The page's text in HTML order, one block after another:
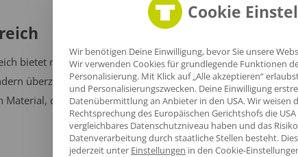
bietet nicht nur
überzeugt auch
Material, das für ein
Cookie
Wir benötigen Deine Einwilligung, bevor Sie unsere
Wir verwenden Cookies für grundlegende Funktionen
Personalisierung. Mit Klick auf „Alle akzeptieren“
und Personalisierungszwecken. Deine Einwilligung
Datenübermittlung an Anbieter in den USA. Wir weisen
Rechtsprechung des Europäischen Gerichtshofs die
vergleichbares Datenschutzniveau haben und das
Datenverarbeitung durch staatliche Stellen besteht.
jederzeit unter Einstellungen in den Cookie-